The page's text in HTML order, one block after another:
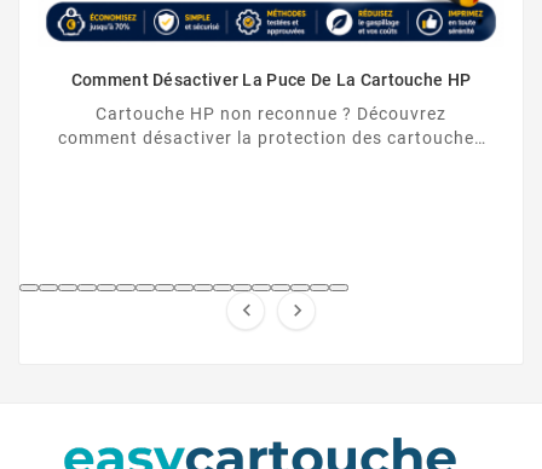
Comment Désactiver La Puce De La Cartouche HP
Cartouche HP non reconnue ? Découvrez
comment désactiver la protection des cartouches
 